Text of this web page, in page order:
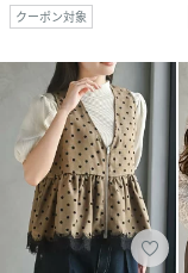
クーポン対象